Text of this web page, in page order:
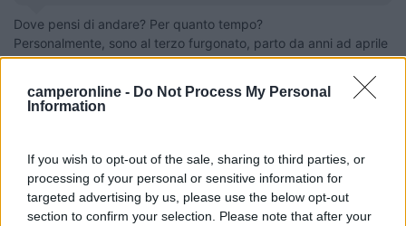
camperonline - Do Not Process My Personal
Information
If you wish to opt-out of the sale, sharing to third parties, or
processing of your personal or sensitive information for
targeted advertising by us, please use the below opt-out
section to confirm your selection. Please note that after your
Dove pensi di andare? Per quanto tempo?
Personalmente, sono al terzo furgonato, parto da anni ad aprile
e rientro a settembre in giro per l'Europa, mai avuto una
quello che porto, di sicuro sarà quello che non mi servirà (legge
posto, rischio di trovarla di miglior qualità e prezzo che da noi.
Anni fa, al posto di pesanti attrezzi, caricavo botiglie di ottimo
vino, ma ho imparato col tempo ad apprezzare le bevande
locali, a beneficio della leggerezza del mezzo in ordine di